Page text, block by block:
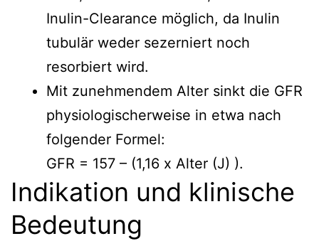
Inulin-Clearance möglich, da Inulin
tubulär weder sezerniert noch
resorbiert wird.
Mit zunehmendem Alter sinkt die GFR
physiologischerweise in etwa nach
folgender Formel:
GFR = 157 – (1,16 x Alter (J) ).
Indikation und klinische
Bedeutung